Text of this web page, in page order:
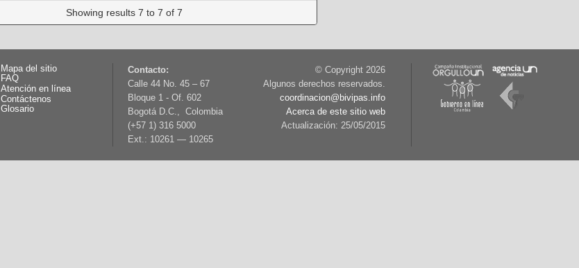
Showing results 7 to 7 of 7
Mapa del sitio
FAQ
Atención en línea
Contáctenos
Glosario
Contacto:
Calle 44 No. 45 – 67
Bloque 1 - Of. 602
Bogotá D.C., Colombia
(+57 1) 316 5000
Ext.: 10261 — 10265
© Copyright 2026
Algunos derechos reservados.
coordinacion@bivipas.info
Acerca de este sitio web
Actualización: 25/05/2015